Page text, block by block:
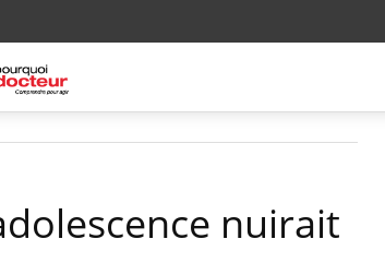
nuirait